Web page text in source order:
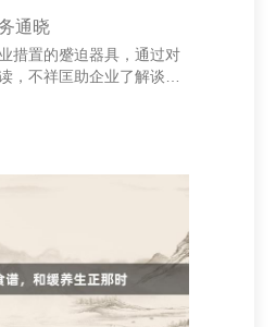
通晓
措置的蹙迫器具，通过对
，不祥匡助企业了解谈判
不错评估企业的偿债才智
，利润表展示企业的收
过毛利率、净利率等办
利才智。临了，现款流量
景象，有助于评估企业的
州泶江制线厂 在本色操作